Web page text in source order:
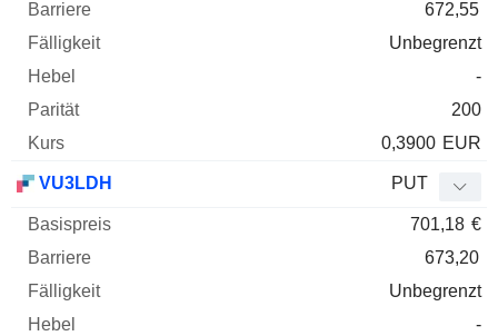
672,55
Unbegrenzt
-
200
0,3900 EUR
VU3LDH PUT
701,18 €
673,20
Unbegrenzt
-